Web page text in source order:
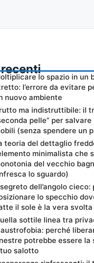
lo spazio in un
l’errore da evitare
nuovo ambiente
ma indistruttibile: il
pelle” per
(senza spendere un
teoria del dettaglio
minimalista che
del vecchio
lo sguardo)
dell’angolo cieco:
lo specchio
il sole è la vera
sottile linea tra
perché
potrebbe essere la
salotto